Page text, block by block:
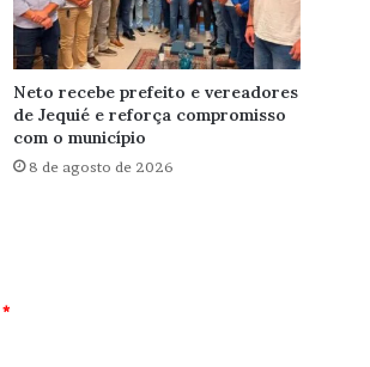
Neto recebe prefeito e vereadores
de Jequié e reforça compromisso
com o município
8 de agosto de 2026
*